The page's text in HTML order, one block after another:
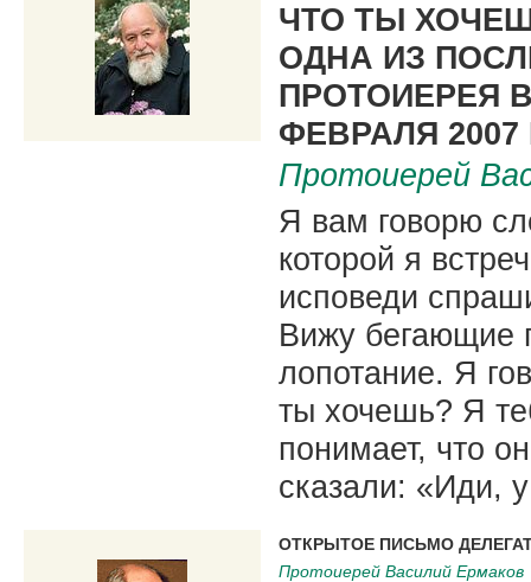
ЧТО ТЫ
ОДНА ИЗ
ПРОТОИЕРЕЯ
ФЕВРАЛЯ 2007
Протоиерей
Я вам говорю
которой я
исповеди
Вижу бегающие
лопотание. Я
ты хочешь? Я
понимает, что
сказали: «Иди,
ОТКРЫТОЕ ПИСЬМО
Протоиерей Василий Ермаков